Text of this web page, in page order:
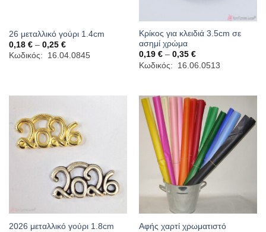
26 μεταλλικό γούρι 1.4cm
0,18 € – 0,25 €Price
range:
0,18 €
Κωδικός: 16.04.0845
Κρίκος για κλειδιά 3.5cm σε
ασημί χρώμα
0,19 € – 0,35 €Price
range:
0,19 €
Κωδικός: 16.06.0513
2026 μεταλλικό γούρι 1.8cm Αφής χαρτί χρωματιστό